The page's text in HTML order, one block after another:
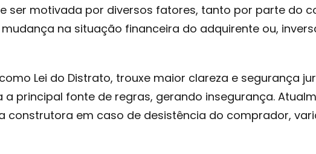
ser motivada por diversos fatores, tanto por parte do
na situação financeira do adquirente ou,
como Lei do Distrato, trouxe maior clareza e segurança
a principal fonte de regras, gerando insegurança.
construtora em caso de desistência do comprador,